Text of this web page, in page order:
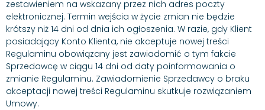
zestawieniem na wskazany przez nich adres poczty
elektronicznej. Termin wejścia w życie zmian nie będzie
krótszy niż 14 dni od dnia ich ogłoszenia. W razie, gdy Klient
posiadający Konto Klienta, nie akceptuje nowej treści
Regulaminu obowiązany jest zawiadomić o tym fakcie
Sprzedawcę w ciągu 14 dni od daty poinformowania o
zmianie Regulaminu. Zawiadomienie Sprzedawcy o braku
akceptacji nowej treści Regulaminu skutkuje rozwiązaniem
Umowy.